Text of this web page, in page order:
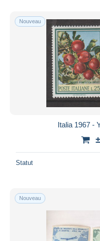
Nouveau
Italia 1967 -
Statut
Nouveau